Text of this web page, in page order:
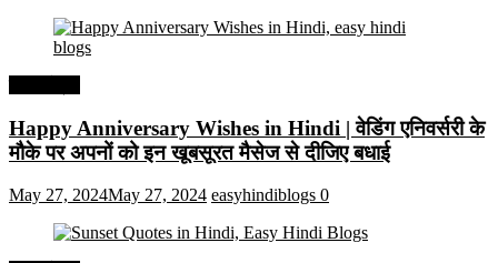
Happy Anniversary Wishes in Hindi | वेडिंग एनिवर्सरी के
मौके पर अपनों को इन खूबसूरत मैसेज से दीजिए बधाई
May 27, 2024May 27, 2024 easyhindiblogs 0